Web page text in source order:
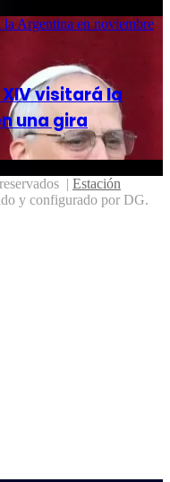
Argentina en noviembre
visitará la
una gira
| Estación
y configurado por DG.